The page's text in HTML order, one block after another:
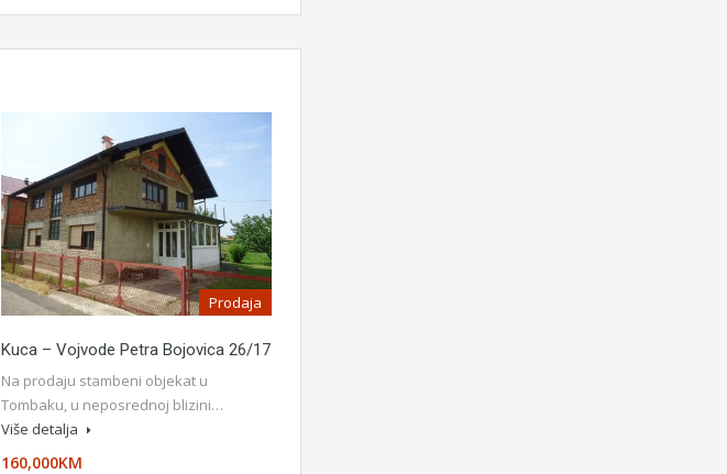
Prodaja
Kuca – Vojvode Petra Bojovica 26/17
Na prodaju stambeni objekat u
Tombaku, u neposrednoj blizini…
Više detalja
160,000KM